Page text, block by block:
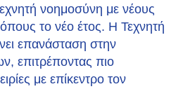
νοημοσύνη με νέους
το νέο έτος. Η Τεχνητή
επανάσταση στην
επιτρέποντας πιο
με επίκεντρο τον